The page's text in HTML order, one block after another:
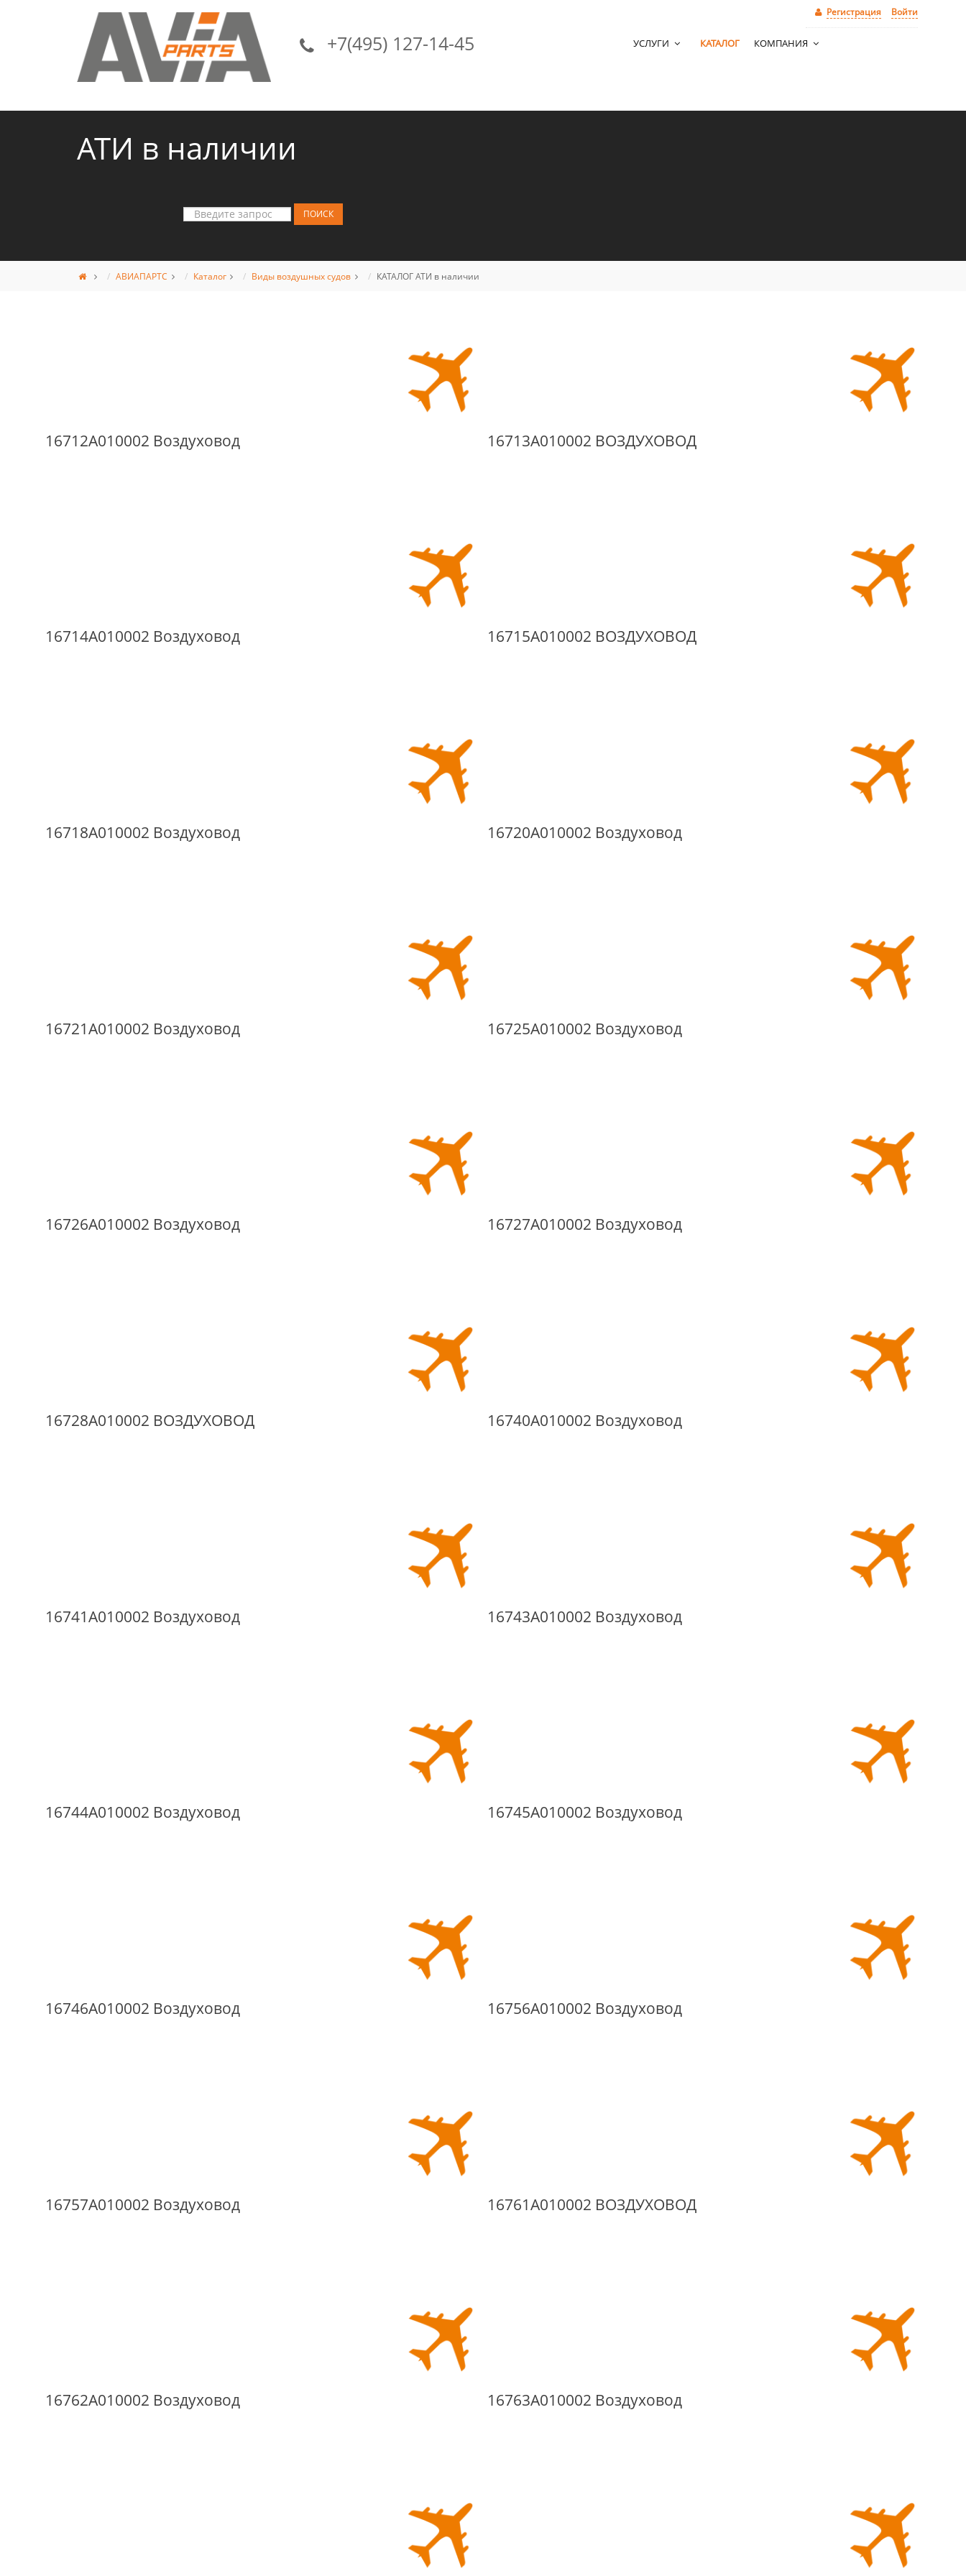
Регистрация Войти
+7(495) 127-14-45 УСЛУГИ КАТАЛОГ КОМПАНИЯ
АТИ в наличии
АВИАПАРТС Каталог Виды воздушных судов КАТАЛОГ АТИ в наличии
16712A010002 Воздуховод 16713A010002 ВОЗДУХОВОД
16714A010002 Воздуховод 16715A010002 ВОЗДУХОВОД
16718A010002 Воздуховод 16720A010002 Воздуховод
16721A010002 Воздуховод 16725A010002 Воздуховод
16726A010002 Воздуховод 16727A010002 Воздуховод
16728A010002 ВОЗДУХОВОД 16740A010002 Воздуховод
16741A010002 Воздуховод 16743A010002 Воздуховод
16744A010002 Воздуховод 16745A010002 Воздуховод
16746A010002 Воздуховод 16756A010002 Воздуховод
16757A010002 Воздуховод 16761A010002 ВОЗДУХОВОД
16762A010002 Воздуховод 16763A010002 Воздуховод